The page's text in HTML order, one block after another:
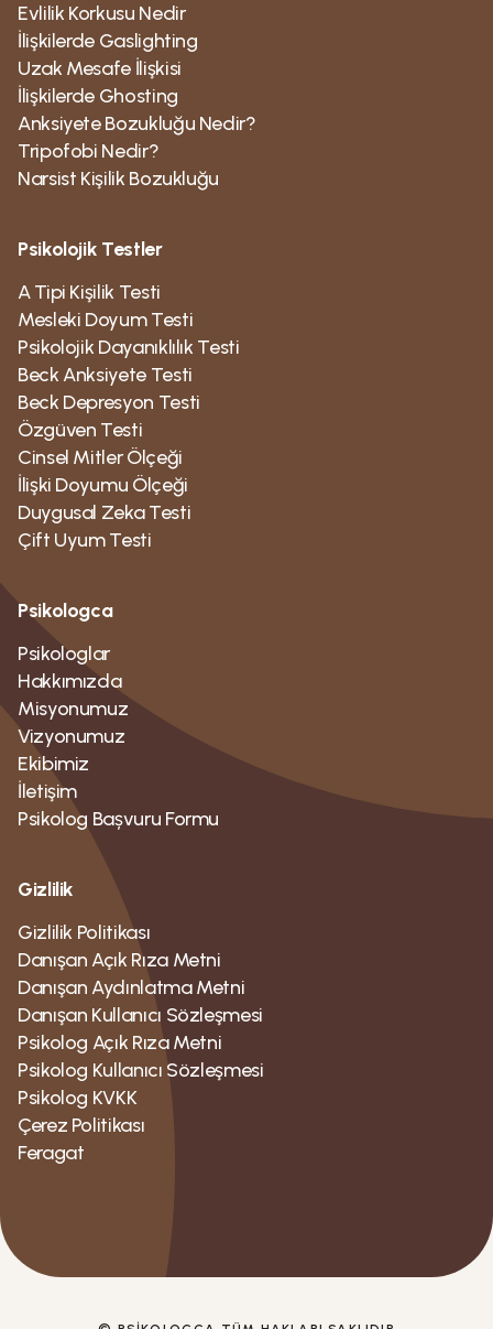
Evlilik Korkusu Nedir
İlişkilerde Gaslighting
Uzak Mesafe İlişkisi
İlişkilerde Ghosting
Anksiyete Bozukluğu Nedir?
Tripofobi Nedir?
Narsist Kişilik Bozukluğu
Psikolojik Testler
A Tipi Kişilik Testi
Mesleki Doyum Testi
Psikolojik Dayanıklılık Testi
Beck Anksiyete Testi
Beck Depresyon Testi
Özgüven Testi
Cinsel Mitler Ölçeği
İlişki Doyumu Ölçeği
Duygusal Zeka Testi
Çift Uyum Testi
Psikologca
Psikologlar
Hakkımızda
Misyonumuz
Vizyonumuz
Ekibimiz
İletişim
Psikolog Bașvuru Formu
Gizlilik
Gizlilik Politikası
Danışan Açık Rıza Metni
Danışan Aydınlatma Metni
Danışan Kullanıcı Sözleşmesi
Psikolog Açık Rıza Metni
Psikolog Kullanıcı Sözleşmesi
Psikolog KVKK
Çerez Politikası
Feragat